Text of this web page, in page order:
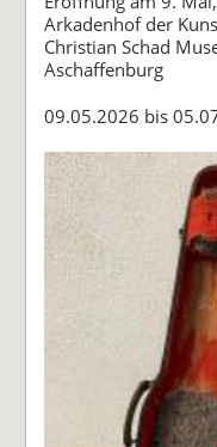
Arkadenhof der
Christian Schad
Aschaffenburg
09.05.2026 bis